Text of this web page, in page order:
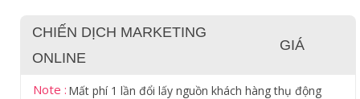
CHIẾN DỊCH MARKETING
ONLINE
GIÁ
Note : Mất phí 1 lần đổi lấy nguồn khách hàng thụ động